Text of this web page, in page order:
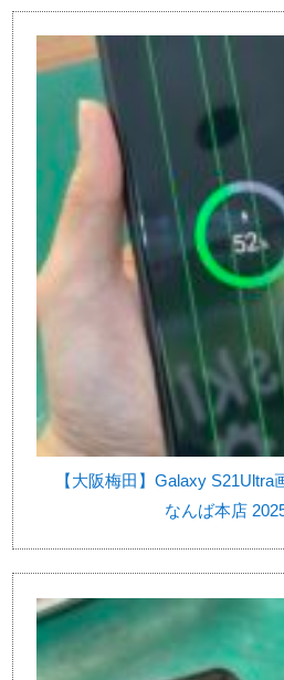
【大阪梅田】Galaxy S21Ultra
なんば本店